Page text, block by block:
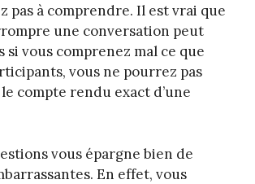
pas à comprendre. Il est vrai que
une conversation peut
si vous comprenez mal ce que
vous ne pourrez pas
compte rendu exact d’une
vous épargne bien de
En effet, vous